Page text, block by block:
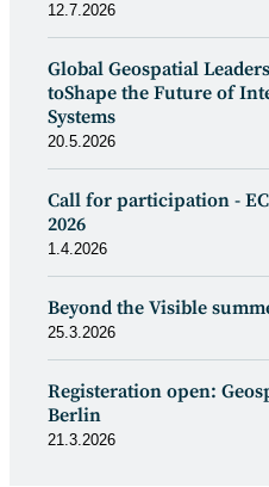
12.7.2026
Global Geospatial
toShape the Future of
Systems
20.5.2026
Call for participation -
2026
1.4.2026
Beyond the Visible
25.3.2026
Registeration open:
Berlin
21.3.2026